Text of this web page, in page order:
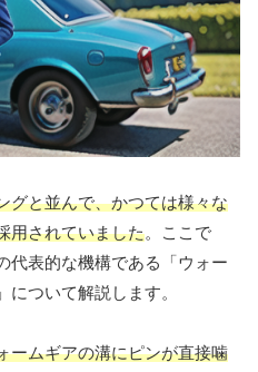
グと並んで、かつては様々な
用されていました。ここで
代表的な機構である「ウォー
ついて解説します。
ームギアの溝にピンが直接噛